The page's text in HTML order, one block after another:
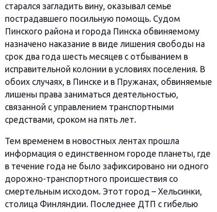
старался загладить вину, оказывал семье
пострадавшего посильную помощь. Судом
Пинского района и города Пинска обвиняемому
назначено наказание в виде лишения свободы на
срок два года шесть месяцев с отбыванием в
исправительной колонии в условиях поселения. В
обоих случаях, в Пинске и в Пружанах, обвиняемые
лишены права заниматься деятельностью,
связанной с управлением транспортными
средствами, сроком на пять лет.
Тем временем в новостных лентах прошла
информация о единственном городе планеты, где
в течение года не было зафиксировано ни одного
дорожно-транспортного происшествия со
смертельным исходом. Этот город – Хельсинки,
столица Финляндии. Последнее ДТП с гибелью